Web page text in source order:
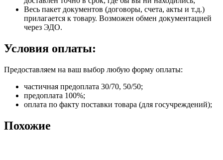
Весь пакет документов (договоры, счета, акты и т.д.)
прилагается к товару. Возможен обмен документацией
через ЭДО.
Условия оплаты:
Предоставляем на ваш выбор любую форму оплаты:
частичная предоплата 30/70, 50/50;
предоплата 100%;
оплата по факту поставки товара (для госучреждений);
Похожие